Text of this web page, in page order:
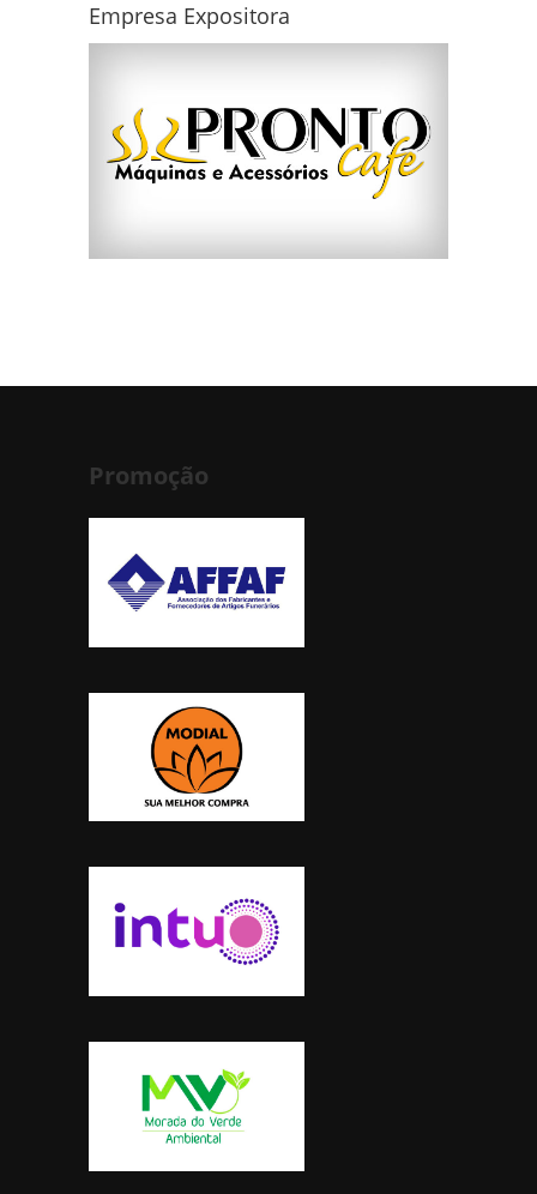
Empresa Expositora
Promoção